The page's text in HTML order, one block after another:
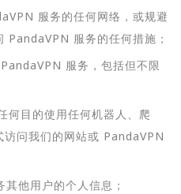
服务的任何网络，或规避
PandaVPN 服务的任何措施；
服务，包括但不限
何目的使用任何机器人、爬
问我们的网站或 PandaVPN
他用户的个人信息；